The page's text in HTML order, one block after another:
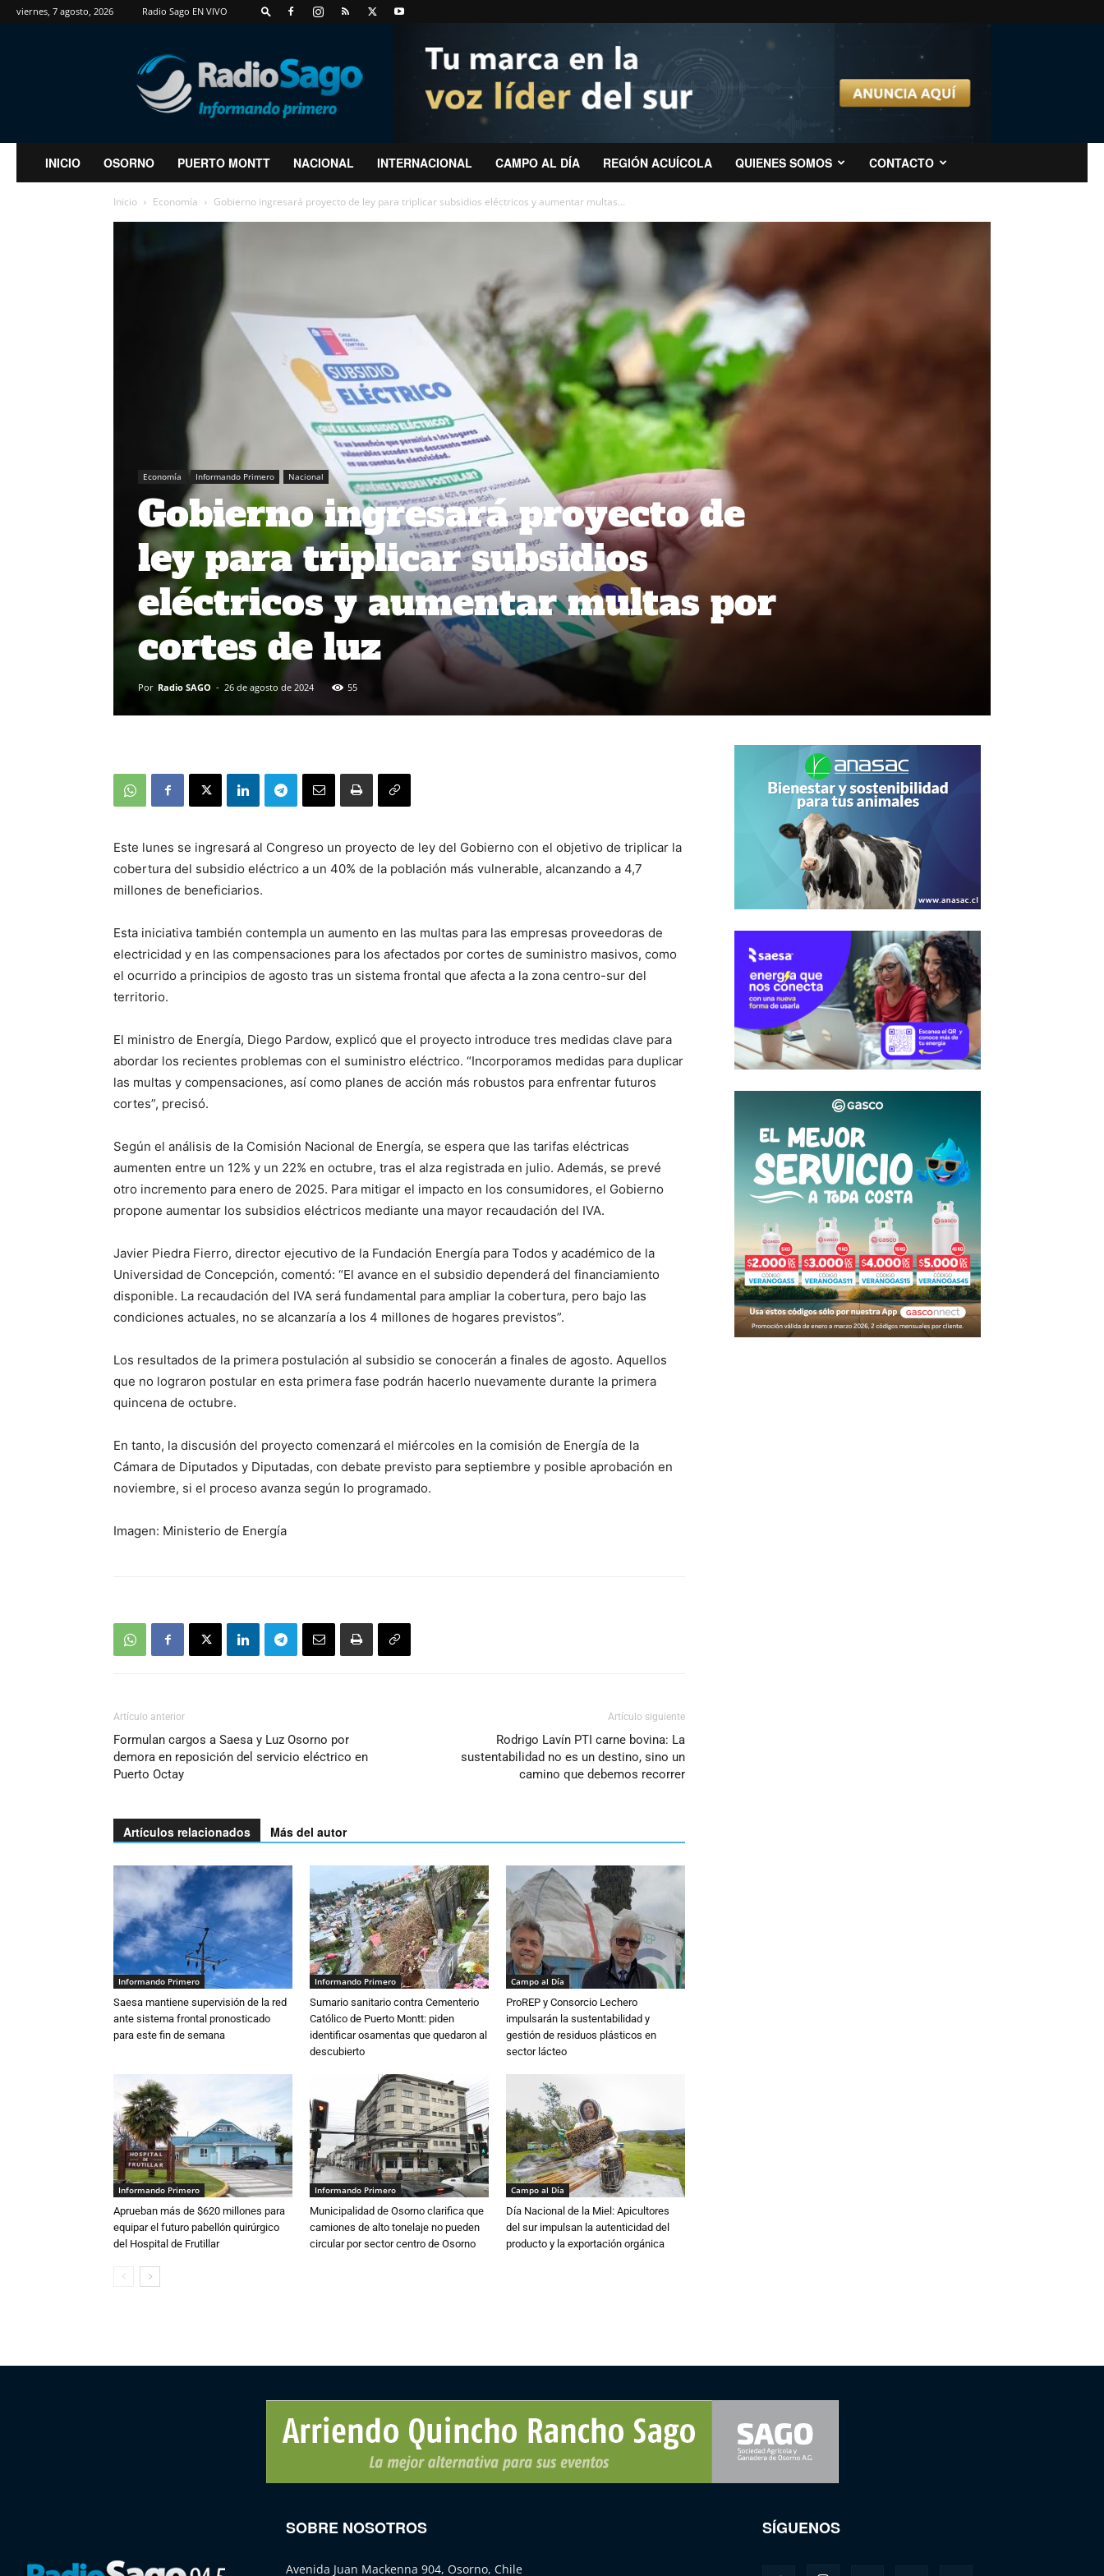
viernes, 7 agosto, 2026 Radio Sago EN VIVO
RadioSago
INICIO OSORNO PUERTO MONTT NACIONAL INTERNACIONAL CAMPO AL DÍA REGIÓN ACUÍCOLA QUIENES SOMOS CONTACTO
Inicio Economía Gobierno ingresará proyecto de ley para triplicar subsidios eléctricos y aumentar multas...
Economía Informando Primero Nacional
Gobierno ingresará proyecto de
ley para triplicar subsidios
eléctricos y aumentar multas por
cortes de luz
Por Radio SAGO - 26 de agosto de 2024 55
Este lunes se ingresará al Congreso un proyecto de ley del Gobierno con el objetivo de triplicar la
cobertura del subsidio eléctrico a un 40% de la población más vulnerable, alcanzando a 4,7
millones de beneficiarios.
Esta iniciativa también contempla un aumento en las multas para las empresas proveedoras de
electricidad y en las compensaciones para los afectados por cortes de suministro masivos, como
el ocurrido a principios de agosto tras un sistema frontal que afecta a la zona centro-sur del
territorio.
El ministro de Energía, Diego Pardow, explicó que el proyecto introduce tres medidas clave para
abordar los recientes problemas con el suministro eléctrico. “Incorporamos medidas para duplicar
las multas y compensaciones, así como planes de acción más robustos para enfrentar futuros
cortes”, precisó.
Según el análisis de la Comisión Nacional de Energía, se espera que las tarifas eléctricas
aumenten entre un 12% y un 22% en octubre, tras el alza registrada en julio. Además, se prevé
otro incremento para enero de 2025. Para mitigar el impacto en los consumidores, el Gobierno
propone aumentar los subsidios eléctricos mediante una mayor recaudación del IVA.
Javier Piedra Fierro, director ejecutivo de la Fundación Energía para Todos y académico de la
Universidad de Concepción, comentó: “El avance en el subsidio dependerá del financiamiento
disponible. La recaudación del IVA será fundamental para ampliar la cobertura, pero bajo las
condiciones actuales, no se alcanzaría a los 4 millones de hogares previstos”.
Los resultados de la primera postulación al subsidio se conocerán a finales de agosto. Aquellos
que no lograron postular en esta primera fase podrán hacerlo nuevamente durante la primera
quincena de octubre.
En tanto, la discusión del proyecto comenzará el miércoles en la comisión de Energía de la
Cámara de Diputados y Diputadas, con debate previsto para septiembre y posible aprobación en
noviembre, si el proceso avanza según lo programado.
Imagen: Ministerio de Energía
Artículo anterior
Formulan cargos a Saesa y Luz Osorno por
demora en reposición del servicio eléctrico en
Puerto Octay
Artículo siguiente
Rodrigo Lavín PTI carne bovina: La
sustentabilidad no es un destino, sino un
camino que debemos recorrer
Artículos relacionados Más del autor
Informando Primero
Saesa mantiene supervisión de la red
ante sistema frontal pronosticado
para este fin de semana
Informando Primero
Sumario sanitario contra Cementerio
Católico de Puerto Montt: piden
identificar osamentas que quedaron al
descubierto
Campo al Día
ProREP y Consorcio Lechero
impulsarán la sustentabilidad y
gestión de residuos plásticos en
sector lácteo
Informando Primero
Aprueban más de $620 millones para
equipar el futuro pabellón quirúrgico
del Hospital de Frutillar
Informando Primero
Municipalidad de Osorno clarifica que
camiones de alto tonelaje no pueden
circular por sector centro de Osorno
Campo al Día
Día Nacional de la Miel: Apicultores
del sur impulsan la autenticidad del
producto y la exportación orgánica
SOBRE NOSOTROS
Avenida Juan Mackenna 904, Osorno, Chile
SÍGUENOS